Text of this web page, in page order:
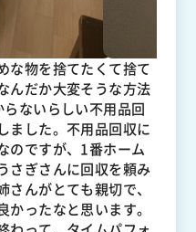
な物を捨てたくて捨て
んだか大変そうな方法
ないらしい不用品回
ました。不用品回収に
のですが、1番ホーム
さぎさんに回収を頼み
んがとても親切で、
ったなと思います。